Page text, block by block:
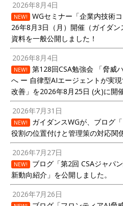
2026年8月4日
NEW!
WGセミナー「企業内技術
26年8月3日（月）開催（ガイダン
資料を一般公開しました！
2026年8月4日
NEW!
第128回CSA勉強会 「脅威
へ ー 自律型AIエージェントが実
改善」を2026年8月25日 (火)に開
2026年7月31日
NEW!
ガイダンスWGが、ブログ
役割の位置付けと管理策の対応関
2026年7月27日
NEW!
ブログ「第2回 CSAジャパ
新動向紹介」を公開しました。
2026年7月26日